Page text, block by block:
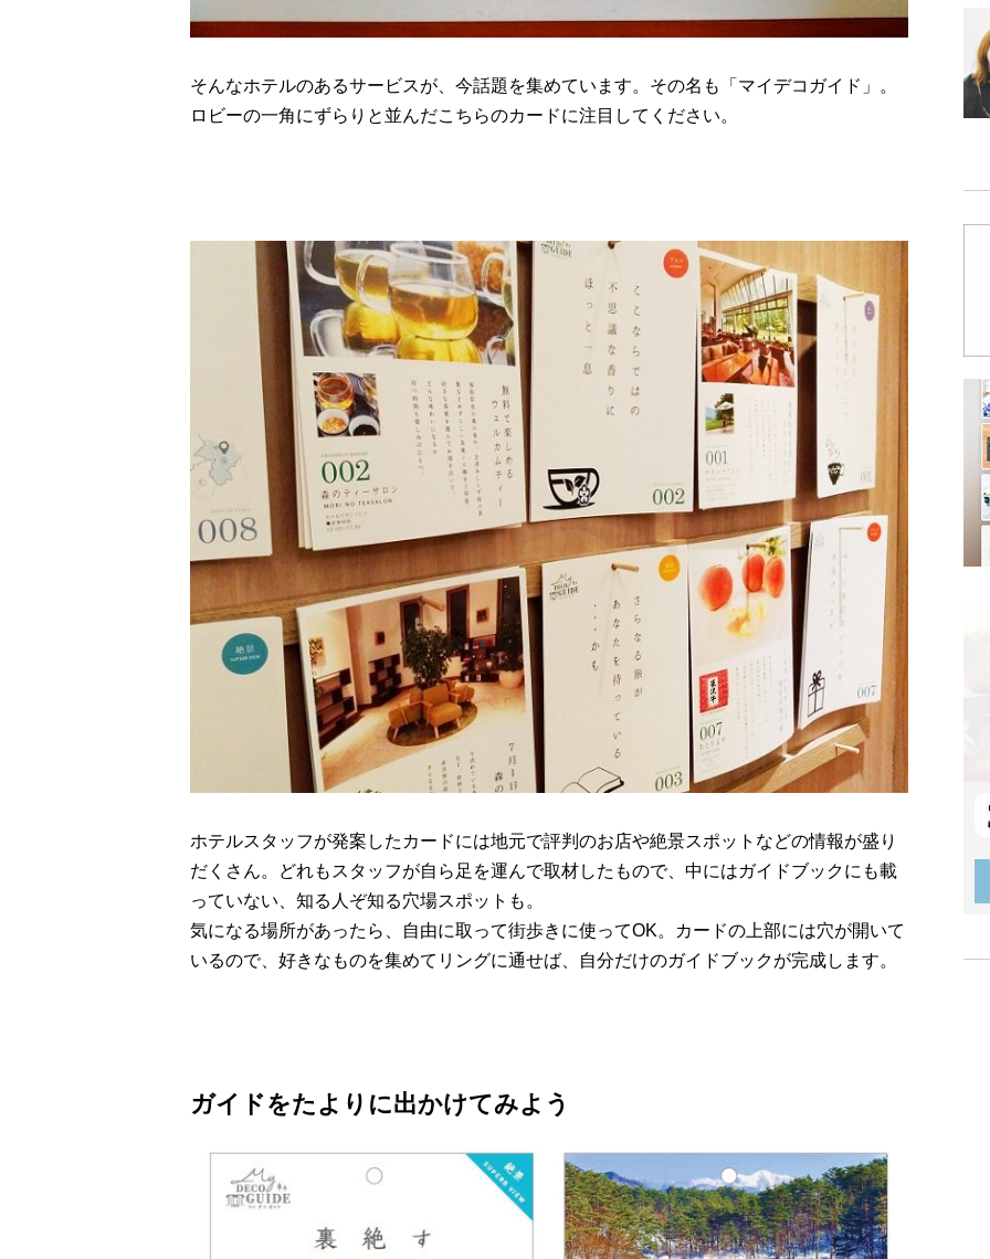
そんなホテルのあるサービスが、今話題を集めています。その名も「マイデコガイド」。
ロビーの一角にずらりと並んだこちらのカードに注目してください。
ホテルスタッフが発案したカードには地元で評判のお店や絶景スポットなどの情報が盛り
だくさん。どれもスタッフが自ら足を運んで取材したもので、中にはガイドブックにも載
っていない、知る人ぞ知る穴場スポットも。
気になる場所があったら、自由に取って街歩きに使ってOK。カードの上部には穴が開いて
いるので、好きなものを集めてリングに通せば、自分だけのガイドブックが完成します。
ガイドをたよりに出かけてみよう